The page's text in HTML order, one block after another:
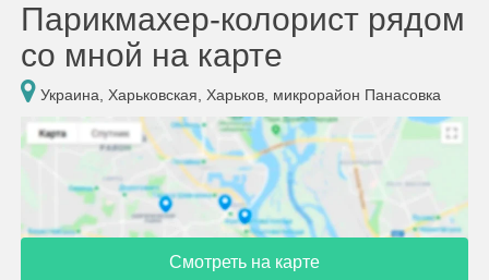
Парикмахер-колорист рядом
со мной на карте
Украина, Харьковская, Харьков, микрорайон Панасовка
Смотреть на карте